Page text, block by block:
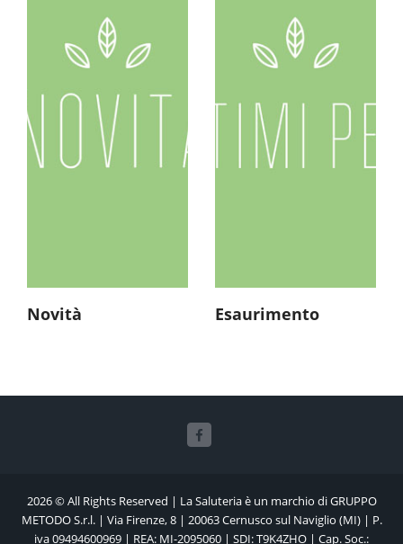
Novità Esaurimento
2026 © All Rights Reserved | La Saluteria è un marchio di GRUPPO
METODO S.r.l. | Via Firenze, 8 | 20063 Cernusco sul Naviglio (MI) | P.
iva 09494600969 | REA: MI-2095060 | SDI: T9K4ZHO | Cap. Soc.: